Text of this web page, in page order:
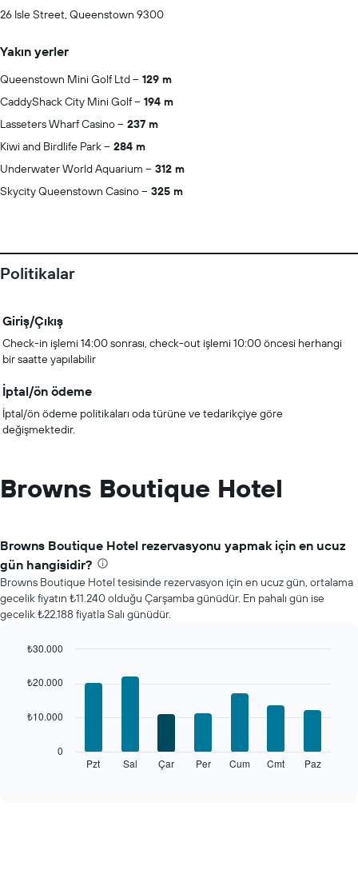
26 Isle Street, Queenstown 9300
Yakın yerler
Queenstown Mini Golf Ltd
129 m
CaddyShack City Mini Golf
194 m
Lasseters Wharf Casino
237 m
Kiwi and Birdlife Park
284 m
Underwater World Aquarium
312 m
Skycity Queenstown Casino
325 m
Politikalar
Giriş/Çıkış
Check-in işlemi 14:00 sonrası, check-out işlemi 10:00 öncesi herhangi
bir saatte yapılabilir
İptal/ön ödeme
İptal/ön ödeme politikaları oda türüne ve tedarikçiye göre
değişmektedir.
Browns Boutique Hotel
Browns Boutique Hotel rezervasyonu yapmak için en ucuz
gün hangisidir?
Browns Boutique Hotel tesisinde rezervasyon için en ucuz gün, ortalama
gecelik fiyatın ₺11.240 olduğu Çarşamba günüdür. En pahalı gün ise
gecelik ₺22.188 fiyatla Salı günüdür.
chart
bars.
Aşağıdaki
graphic.
Pzt Sal Çar Per Cum Cmt Paz
0
₺10.000
₺20.000
₺30.000